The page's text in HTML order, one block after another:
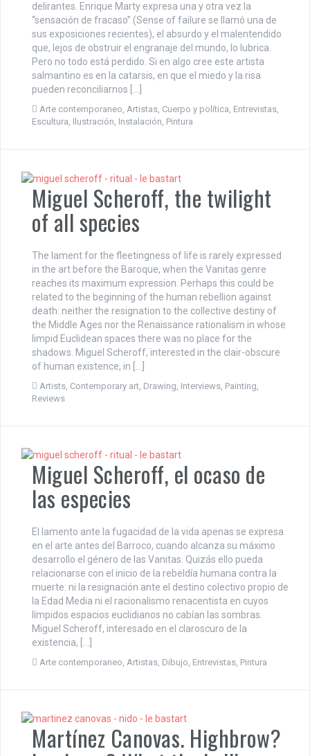
delirantes. Enrique Marty expresa una y otra vez la
“sensación de fracaso” (Sense of failure se llamó una de
sus exposiciones recientes), el absurdo y el malentendido
que, lejos de obstruir el engranaje del mundo, lo lubrica.
Pero no todo está perdido. Si en algo cree este artista
salmantino es en la catarsis, en que el miedo y la risa
pueden reconciliarnos […]
Arte contemporaneo, Artistas, Cuerpo y política, Entrevistas,
Escultura, Ilustración, Instalación, Pintura
Miguel Scheroff, the twilight
of all species
The lament for the fleetingness of life is rarely expressed
in the art before the Baroque, when the Vanitas genre
reaches its maximum expression. Perhaps this could be
related to the beginning of the human rebellion against
death: neither the resignation to the collective destiny of
the Middle Ages nor the Renaissance rationalism in whose
limpid Euclidean spaces there was no place for the
shadows. Miguel Scheroff, interested in the clair-obscure
of human existence, in […]
Artists Contemporary art Drawing Interviews Painting
Reviews
Miguel Scheroff, el ocaso de
las especies
El lamento ante la fugacidad de la vida apenas se expresa
en el arte antes del Barroco, cuando alcanza su máximo
desarrollo el género de las Vanitas. Quizás ello pueda
relacionarse con el inicio de la rebeldía humana contra la
muerte: ni la resignación ante el destino colectivo propio de
la Edad Media ni el racionalismo renacentista en cuyos
límpidos espacios euclidianos no cabían las sombras.
Miguel Scheroff, interesado en el claroscuro de la
existencia, […]
Arte contemporaneo, Artistas, Dibujo, Entrevistas, Pintura
Martínez Canovas. Highbrow?